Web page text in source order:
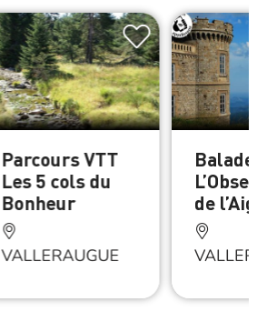
Parcours VTT
Les 5 cols du
Bonheur
VALLERAUGUE
Balade
de